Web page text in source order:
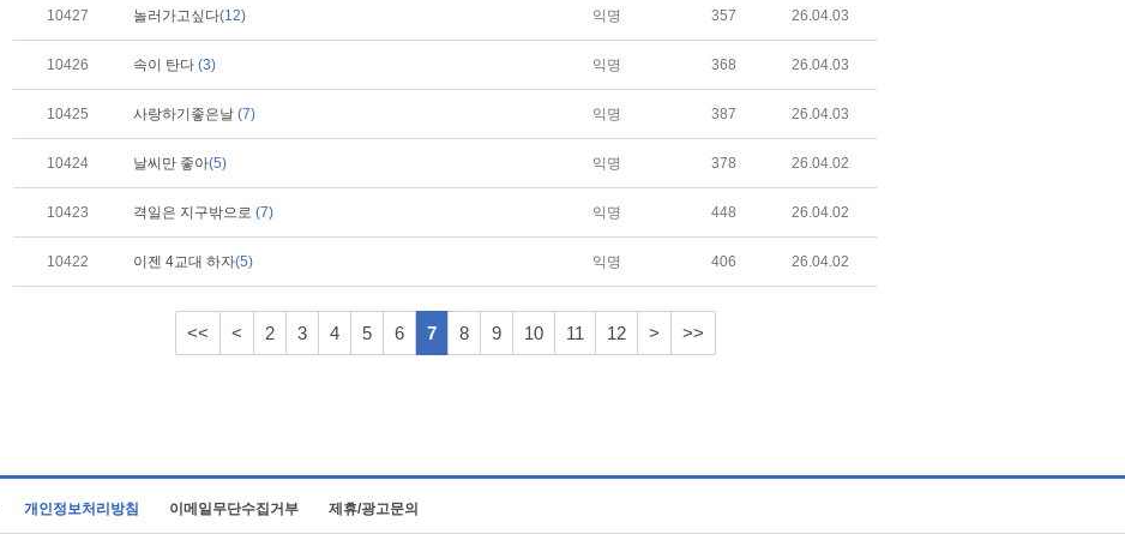
10427 놀러가고싶다(12) 익명 357 26.04.03
10426 속이 탄다 (3) 익명 368 26.04.03
10425 사랑하기좋은날 (7) 익명 387 26.04.03
10424 날씨만 좋아(5) 익명 378 26.04.02
10423 격일은 지구밖으로 (7) 익명 448 26.04.02
10422 이젠 4교대 하자(5) 익명 406 26.04.02
<< < 2 3 4 5 6 7 8 9 10 11 12 > >>
개인정보처리방침 이메일무단수집거부 제휴/광고문의